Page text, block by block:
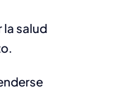
la salud